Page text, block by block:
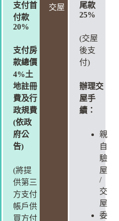
支付首
付款
20%
支付房
款總價
4%土
地註冊
費及行
政規費
(依政
府公
告)
(將提
供第三
方支付
帳戶供
買方付
交屋
尾款
25%
(交屋
後支
付)
辦理交
屋手
續：
親
自
驗
屋
/
交
屋
委